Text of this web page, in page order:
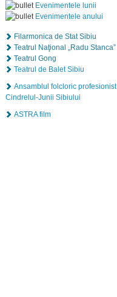
Evenimentele lunii
Evenimentele anului
Filarmonica de Stat Sibiu
Teatrul Naţional „Radu Stanca”
Teatrul Gong
Teatrul de Balet Sibiu
Ansamblul folcloric profesionist
Cindrelul-Junii Sibiului
ASTRA film